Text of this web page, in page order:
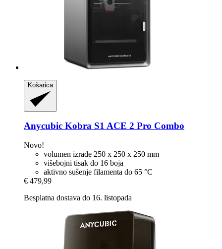
Košarica
Anycubic Kobra S1 ACE 2 Pro Combo
Novo!
volumen izrade 250 x 250 x 250 mm
višebojni tisak do 16 boja
aktivno sušenje filamenta do 65 °C
€ 479,99
Besplatna dostava do 16. listopada